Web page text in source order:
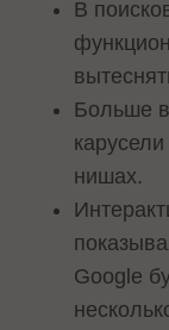
В
Больше
нишах.
Google